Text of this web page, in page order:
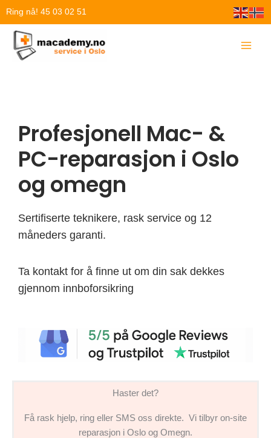
Hopp
innholdet
Ring nå! 45 03 02 51
Profesjonell Mac- &
PC-reparasjon i Oslo
og omegn
Sertifiserte teknikere, rask service og 12
måneders garanti.
Ta kontakt for å finne ut om din sak dekkes
gjennom innboforsikring
Haster det?
Få rask hjelp, ring eller SMS oss direkte. Vi tilbyr on-site
reparasjon i Oslo og Omegn.